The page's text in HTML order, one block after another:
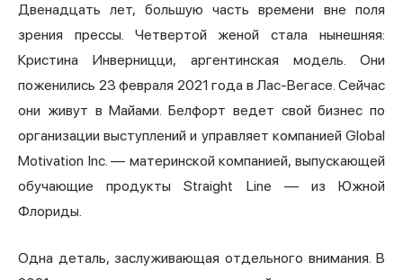
Двенадцать лет, большую часть времени вне поля
зрения прессы. Четвертой женой стала нынешняя:
Кристина Инверницци, аргентинская модель. Они
поженились 23 февраля 2021 года в Лас-Вегасе. Сейчас
они живут в Майами. Белфорт ведет свой бизнес по
организации выступлений и управляет компанией Global
Motivation Inc. — материнской компанией, выпускающей
обучающие продукты Straight Line — из Южной
Флориды.
Одна деталь, заслуживающая отдельного внимания. В